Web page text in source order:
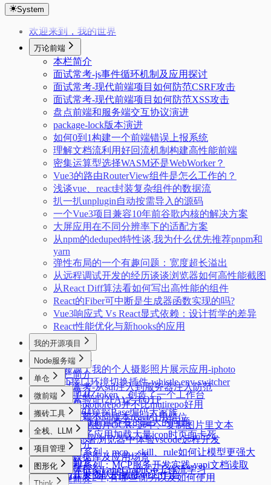
取
远程开发2年,有哪些优劣以及如何使用
System
欢迎来到，我的世界
万论前端
本栏简介
面试常考-js事件循环机制及应用探讨
面试常考-现代前端项目如何防范CSRF攻击
面试常考-现代前端项目如何防范XSS攻击
盘点前端和服务端交互协议演进
package-lock版本演进
如何0到1构建一个前端错误上报系统
理解文档流利用好回流机制构建高性能前端
密集运算型选择WASM还是WebWorker？
Vue3的路由RouterView组件是怎么工作的？
浅谈vue、react封装复杂组件的数据流
扒一扒unplugin自动按需导入的源码
一个Vue3项目兼容10年前谷歌内核的解决方案
大屏应用在不同分辨率下的适配方案
从npm的deduped特性谈,我为什么优先推荐pnpm和
yarn
弹性布局的一个有趣问题：宽度超长溢出
从远程调试开发的经历谈谈浏览器如何高性能截图
从React Diff算法看如何写出高性能的组件
React的Fiber可中断是生成器函数实现的吗?
Vue3响应式 Vs React显式依赖：设计哲学的差异
React性能优化与新hooks的应用
我的开源项目
本栏简介
我开源了我的个人摄影照片展示应用-iphoto
Web接口环境切换插件-whistle.env-switcher
我烧了4亿token，创造了一个工作台
Node服务端
本栏简介
面试常考-从sql注入到服务器注入防范
双因素验证(2FA)之:TOTP
从Base64窥探Base编码大家族
前端实现图片OCR: 选中、复制图片里文本
单仓
本栏简介
有时候monorepo并不比mutirepo好用
单仓依赖不同版本react引用错位
微前端
本栏简介
qiankun微前端存在的最大的问题
qiankun子应用加载大量icon时页面卡死
搬砖工具
本栏简介
3分钟部署浏览器中体验vscode远程开发
AI编程系列：mcp、skill、rule如何让模型更强大
AI编程系列：MCP服务开发实践-yapi文档读取
远程开发2年,有哪些优劣以及如何使用
全栈、LLM
本栏简介
向量数据库及应用场景
智能体框架LangGraphGo工作流学习
项目管理
本栏简介
我们开发团队的敏捷git工作流
图形化
本栏简介